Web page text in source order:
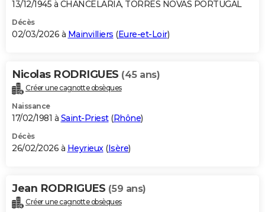
13/12/1945 à CHANCELARIA, TORRES NOVAS PORTUGAL
Décès
02/03/2026 à Mainvilliers (Eure-et-Loir)
Nicolas RODRIGUES (45 ans)
Créer une cagnotte obsèques
Naissance
17/02/1981 à Saint-Priest(Rhône)
Décès
26/02/2026 à Heyrieux(Isère)
Jean RODRIGUES (59 ans)
Créer une cagnotte obsèques